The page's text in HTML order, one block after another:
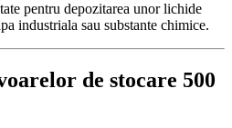
pentru depozitarea unor lichide
industriala sau substante chimice.
de stocare 500